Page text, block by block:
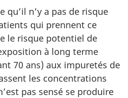
qu’il n’y a pas de risque
qui prennent ce
le risque potentiel de
à long terme
70 ans) aux impuretés de
les concentrations
pas sensé se produire